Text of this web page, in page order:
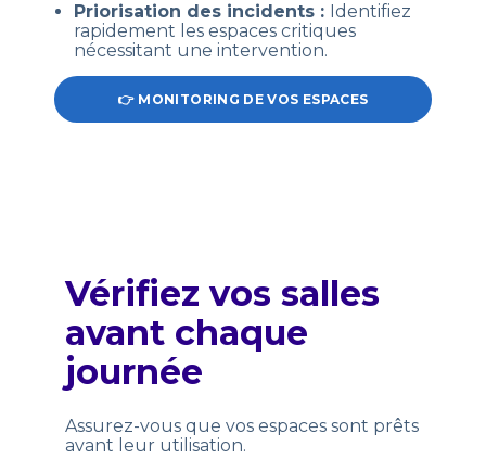
Priorisation des incidents : Identifiez
rapidement les espaces critiques
nécessitant une intervention.
👉 MONITORING DE VOS ESPACES
Vérifiez vos salles
avant chaque
journée
Assurez-vous que vos espaces sont prêts
avant leur utilisation.